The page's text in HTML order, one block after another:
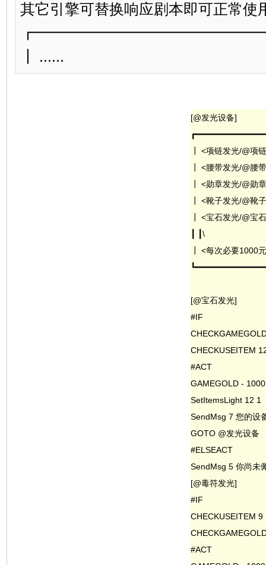
其它引擎可替换响应剧本即可正常使
┃ ......
[@发光设备]
┃ <项链发光/@项
┃ <腰带发光/@腰
┃ <勋章发光/@勋
┃ <靴子发光/@靴
┃ <宝石发光/@宝
┃ ┃\
┃ <每次必要1000
[@宝石发光]
#IF
CHECKUSEITEM
#ACT
GAMEGOLD - 1000
SetItemsLight 12 1
SendMsg 7 您的设
GOTO @发光设备
#ELSEACT
SendMsg 5 你尚未
[@毒符发光]
#IF
CHECKUSEITEM 9
#ACT